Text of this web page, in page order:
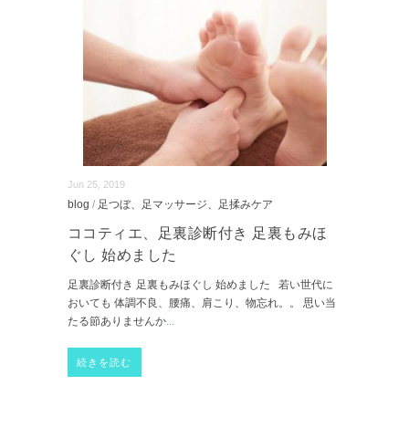
Jun 25, 2019
blog / 足つぼ、足マッサージ、足揉みケア
ココティエ、足裏診断付き 足裏もみほ
ぐし 始めました
足裏診断付き 足裏もみほぐし 始めました 若い世代に
おいても 体調不良、腰痛、肩こり、物忘れ。。 思い当
たる節ありませんか...
続きを読む